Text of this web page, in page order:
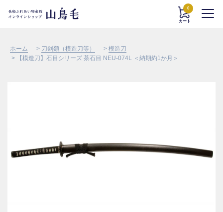
カート
0
ホーム > 刀剣類（模造刀等） > 模造刀
> 【模造刀】石目シリーズ 茶石目 NEU-074L ＜納期約1か月＞